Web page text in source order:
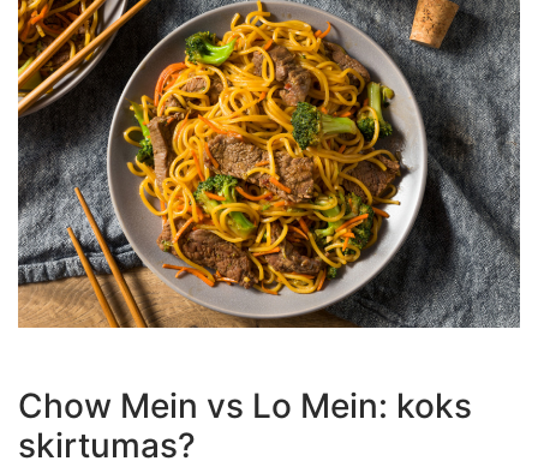
Chow Mein vs Lo Mein: koks
skirtumas?